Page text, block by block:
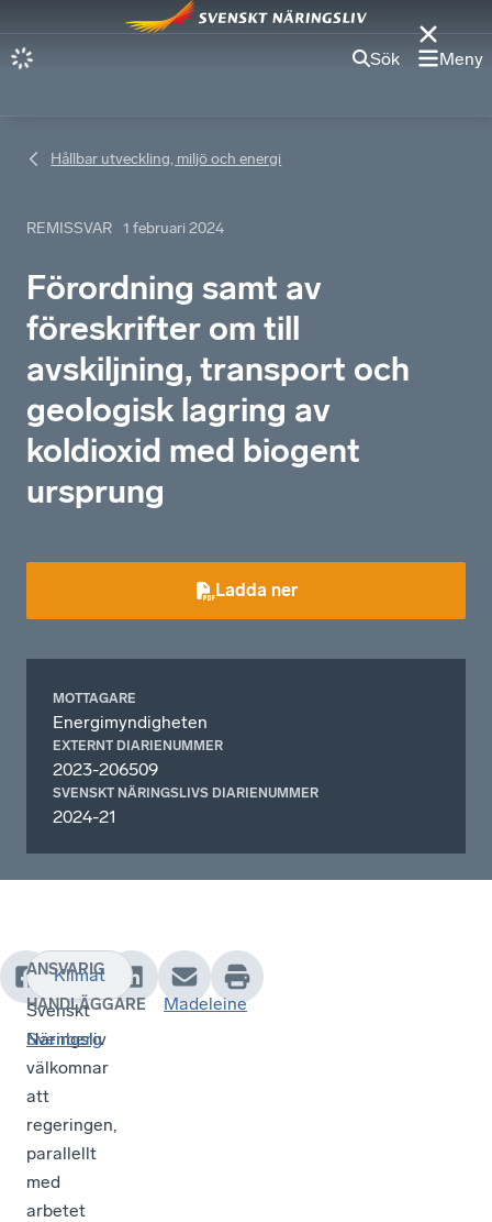
Sök Meny
Hållbar utveckling, miljö och energi
REMISSVAR 1 februari 2024
Förordning samt av
föreskrifter om till
avskiljning, transport och
geologisk lagring av
koldioxid med biogent
ursprung
Ladda ner
MOTTAGARE
Energimyndigheten
EXTERNT DIARIENUMMER
2023-206509
SVENSKT NÄRINGSLIVS DIARIENUMMER
2024-21
-
Svenskt
Näringsliv
välkomnar
att
regeringen,
parallellt
med
arbetet
Klimat
ANSVARIG
HANDLÄGGARE
Madeleine
Svenberg